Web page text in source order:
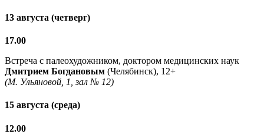
13 августа (четверг)
17.00
Встреча с палеохудожником, доктором медицинских наук
Дмитрием Богдановым (Челябинск), 12+
(М. Ульяновой, 1, зал № 12)
15 августа (среда)
12.00